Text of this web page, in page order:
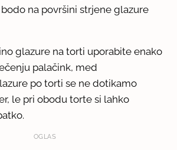
na površini strjene glazure
glazure na torti uporabite enako
palačink, med
po torti se ne dotikamo
le pri obodu torte si lahko
OGLAS